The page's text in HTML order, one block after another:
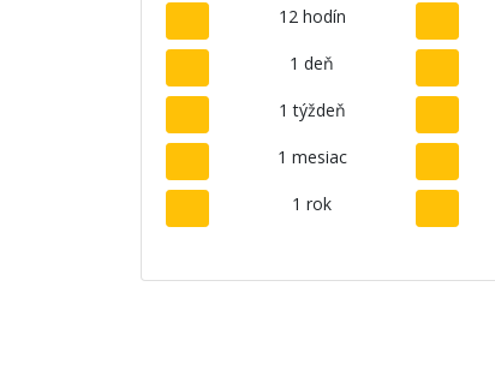
12 hodín
1 deň
1 týždeň
1 mesiac
1 rok